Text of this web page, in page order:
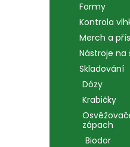
Formy
Kontrola
Merch a
Nástroje na
Skladování
Dózy
Krabičky
zápach
Biodor